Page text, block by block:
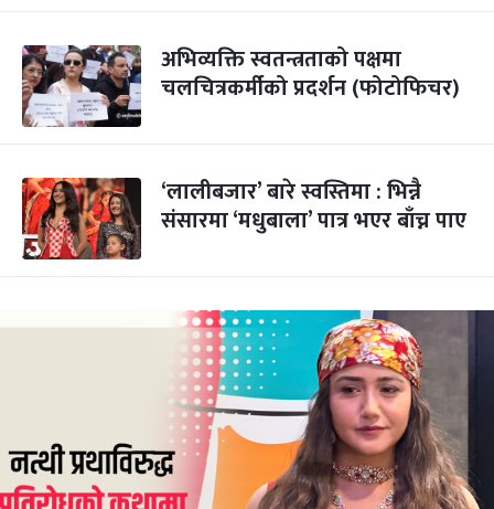
अभिव्यक्ति स्वतन्त्रताको पक्षमा
चलचित्रकर्मीको प्रदर्शन (फोटोफिचर)
‘लालीबजार’ बारे स्वस्तिमा : भिन्नै
संसारमा ‘मधुबाला’ पात्र भएर बाँच्न पाए